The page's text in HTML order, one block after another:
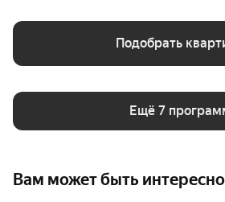
Подобрать
Ещё 7
Вам может быть интересно